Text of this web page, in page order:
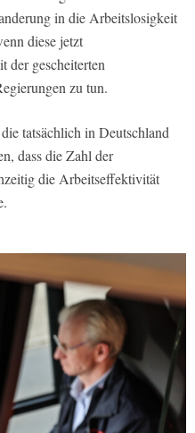
in die Arbeitslosigkeit
diese jetzt
der gescheiterten
zu tun.
tatsächlich in Deutschland
dass die Zahl der
die Arbeitseffektivität